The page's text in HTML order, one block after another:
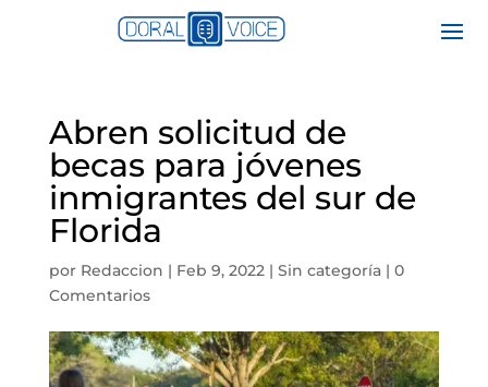
Abren solicitud de
becas para jóvenes
inmigrantes del sur de
Florida
por Redaccion | Feb 9, 2022| Sin categoría| 0
Comentarios